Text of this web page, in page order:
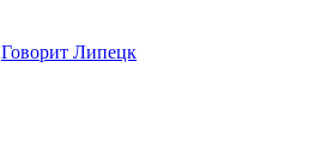
Говорит Липецк